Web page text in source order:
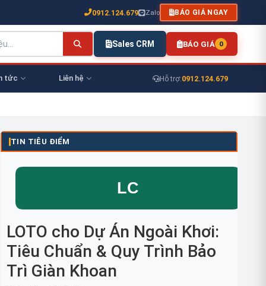
0912.124.679 Zalo BÁO GIÁ NGAY
Sales CRM BÁO GIÁ 0
tức Liên hệ Hỗ trợ:0912.124.679
TIN TIÊU ĐIỂM
LOTO cho Dự Án Ngoài Khơi:
Tiêu Chuẩn & Quy Trình Bảo
Trì Giàn Khoan